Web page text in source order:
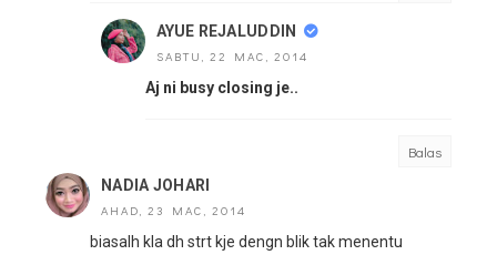
AYUE REJALUDDIN
SABTU, 22 MAC, 2014
Aj ni busy closing je..
Balas
NADIA JOHARI
AHAD, 23 MAC, 2014
biasalh kla dh strt kje dengn blik tak menentu